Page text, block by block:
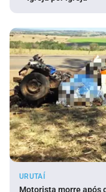
URUTAÍ
Motorista morre após